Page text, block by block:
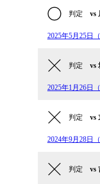
判定 vs
2025年5月25日
判定 vs
2025年1月26日
判定 vs
2024年9月28日
判定 vs